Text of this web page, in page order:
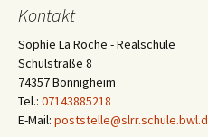
Kontakt
Sophie La Roche - Realschule
Schulstraße 8
74357 Bönnigheim
Tel.: 07143885218
E-Mail: